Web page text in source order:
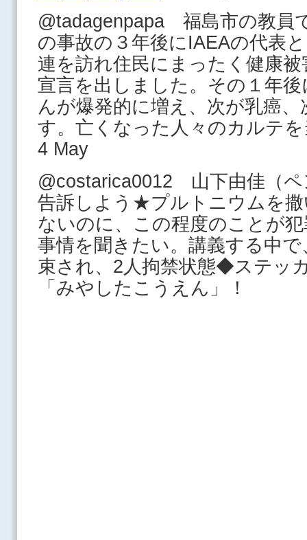
@tadagenpapa 福島市の教員
の事故の３年後にIAEAの代表
連を訪れ住民にまったく健康
宣言を出しました。その１年
んが爆発的に増え、次が乳癌
す。亡くなった人々のカルテ
4 May
@costarica0012 山下由佳（ペ
告訴しよう★プルトニウムを
ないのに、この程度のことが
事情を聞きたい。講義する中
束され、2人拘禁状態◆ステッ
「みやしたこうえん」！